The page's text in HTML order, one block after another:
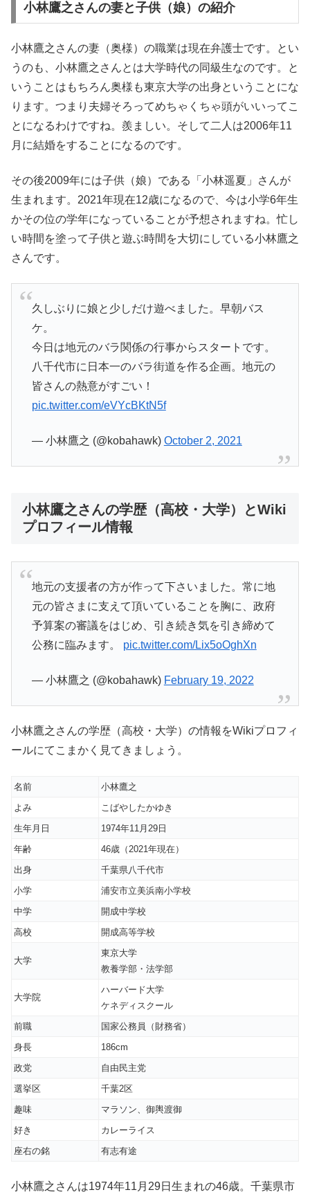
小林鷹之さんの妻と子供（娘）の紹介
小林鷹之さんの妻（奥様）の職業は現在弁護士です。とい
うのも、小林鷹之さんとは大学時代の同級生なのです。と
いうことはもちろん奥様も東京大学の出身ということにな
ります。つまり夫婦そろってめちゃくちゃ頭がいいってこ
とになるわけですね。羨ましい。そして二人は2006年11
月に結婚をすることになるのです。
その後2009年には子供（娘）である「小林遥夏」さんが
生まれます。2021年現在12歳になるので、今は小学6年生
かその位の学年になっていることが予想されますね。忙し
い時間を塗って子供と遊ぶ時間を大切にしている小林鷹之
さんです。
久しぶりに娘と少しだけ遊べました。早朝バス
ケ。
今日は地元のバラ関係の行事からスタートです。
八千代市に日本一のバラ街道を作る企画。地元の
皆さんの熱意がすごい！
pic.twitter.com/eVYcBKtN5f
— 小林鷹之 (@kobahawk) October 2, 2021
小林鷹之さんの学歴（高校・大学）とWiki
プロフィール情報
地元の支援者の方が作って下さいました。常に地
元の皆さまに支えて頂いていることを胸に、政府
予算案の審議をはじめ、引き続き気を引き締めて
公務に臨みます。 pic.twitter.com/Lix5oOghXn
— 小林鷹之 (@kobahawk) February 19, 2022
小林鷹之さんの学歴（高校・大学）の情報をWikiプロフィ
ールにてこまかく見てきましょう。
名前
小林鷹之
よみ
こばやしたかゆき
生年月日
1974年11月29日
年齢
46歳（2021年現在）
出身
千葉県八千代市
小学
浦安市立美浜南小学校
中学
開成中学校
高校
開成高等学校
大学
東京大学
教養学部・法学部
大学院
ハーバード大学
ケネディスクール
前職
国家公務員（財務省）
身長
186cm
政党
自由民主党
選挙区
千葉2区
趣味
マラソン、御輿渡御
好き
カレーライス
座右の銘
有志有途
小林鷹之さんは1974年11月29日生まれの46歳。千葉県市